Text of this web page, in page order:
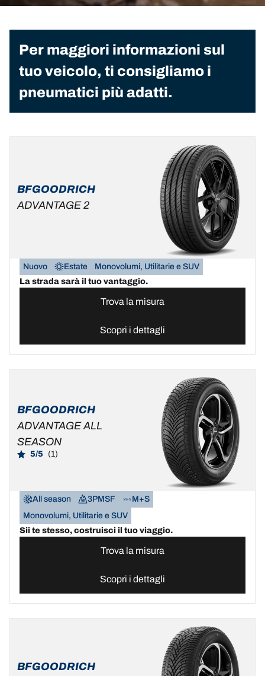
Per maggiori informazioni sul
tuo veicolo, ti consigliamo i
pneumatici più adatti.
BFGOODRICH
ADVANTAGE 2
Nuovo Estate
Monovolumi, Utilitarie e SUV
La strada sarà il tuo vantaggio.
Trova la misura
Scopri i dettagli
BFGOODRICH
ADVANTAGE ALL
SEASON
5/5 (1)
All season 3PMSF
M+S
Monovolumi, Utilitarie e SUV
Sii te stesso, costruisci il tuo viaggio.
Trova la misura
Scopri i dettagli
BFGOODRICH